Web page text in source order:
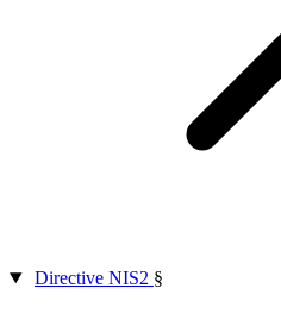
Directive NIS2 §